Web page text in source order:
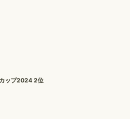
カップ2024 2位